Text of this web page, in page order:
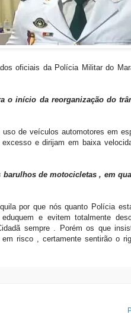
oficiais da Polícia Militar do
o início da reorganização do
de veículos automotores em
e dirijam em baixa
de motocicletas , em
por que nós quanto Polícia
e evitem totalmente
sempre . Porém os que
risco , certamente sentirão o